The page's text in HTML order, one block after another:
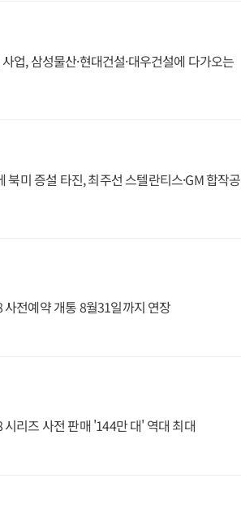
업, 삼성물산·현대건설·대우건설에 다가오는
북미 증설 타진, 최주선 스텔란티스·GM 합작공
전예약 개통 8월31일까지 연장
리즈 사전 판매 '144만 대' 역대 최대